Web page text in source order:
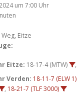
um 7:00 Uhr
Eitze
Eitze: 18-17-4 (MTW) ,
Verden: 18-11-7 (ELW 1)
, 18-21-7 (TLF 3000)